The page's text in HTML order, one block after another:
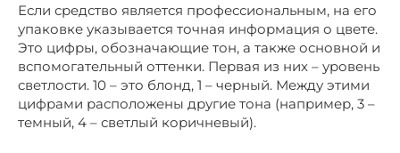
Если средство является профессиональным, на его
упаковке указывается точная информация о цвете.
Это цифры, обозначающие тон, а также основной и
вспомогательный оттенки. Первая из них – уровень
светлости. 10 – это блонд, 1 – черный. Между этими
цифрами расположены другие тона (например, 3 –
темный, 4 – светлый коричневый).